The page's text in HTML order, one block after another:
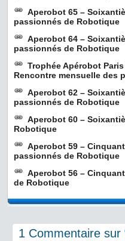
Aperobot 65 –
passionnés de Robotique
Aperobot 64 –
passionnés de Robotique
Trophée Apérobot
Rencontre mensuelle des
Aperobot 62 –
passionnés de Robotique
Aperobot 60 –
Robotique
Aperobot 59 –
passionnés de Robotique
Aperobot 56 –
de Robotique
1 Commentaire sur